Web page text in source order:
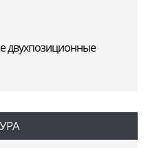
двухпозиционные